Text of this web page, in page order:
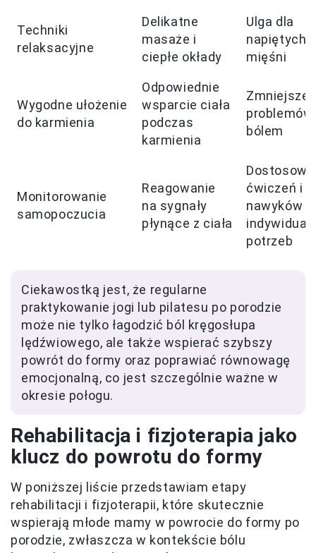
Techniki
relaksacyjne
Delikatne
masaże i
ciepłe okłady
Ulga dla
napiętych
mięśni
Wygodne ułożenie
do karmienia
Odpowiednie
wsparcie ciała
podczas
karmienia
problemów
bólem
Monitorowanie
samopoczucia
Reagowanie
na sygnały
płynące z ciała
ćwiczeń i
nawyków
potrzeb
Ciekawostką jest, że regularne
praktykowanie jogi lub pilatesu po porodzie
może nie tylko łagodzić ból kręgosłupa
lędźwiowego, ale także wspierać szybszy
powrót do formy oraz poprawiać równowagę
emocjonalną, co jest szczególnie ważne w
okresie połogu.
Rehabilitacja i fizjoterapia jako
klucz do powrotu do formy
W poniższej liście przedstawiam etapy
rehabilitacji i fizjoterapii, które skutecznie
wspierają młode mamy w powrocie do formy po
porodzie, zwłaszcza w kontekście bólu